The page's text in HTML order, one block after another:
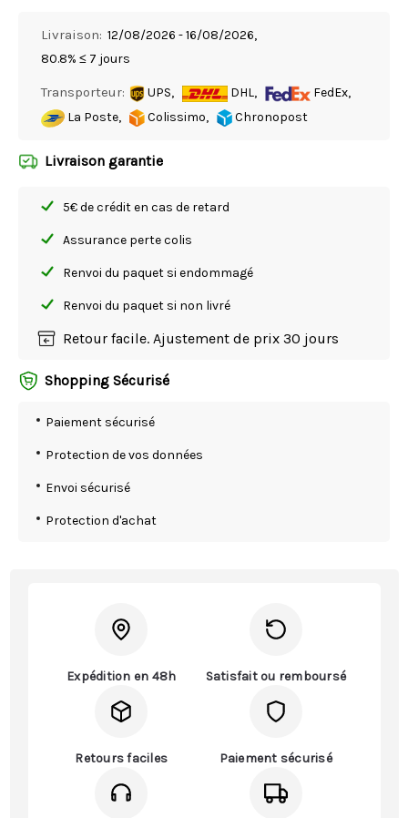
Livraison: 12/08/2026 - 16/08/2026,
80.8% ≤ 7 jours
Transporteur: UPS, DHL,
FedEx,
La Poste,
Colissimo, Chronopost
Livraison garantie
5€ de crédit en cas de retard
Assurance perte colis
Renvoi du paquet si endommagé
Renvoi du paquet si non livré
Retour facile. Ajustement de prix 30 jours
Shopping Sécurisé
Paiement sécurisé
Protection de vos données
Envoi sécurisé
Protection d'achat
Expédition en 48h Satisfait ou remboursé
Retours faciles Paiement sécurisé